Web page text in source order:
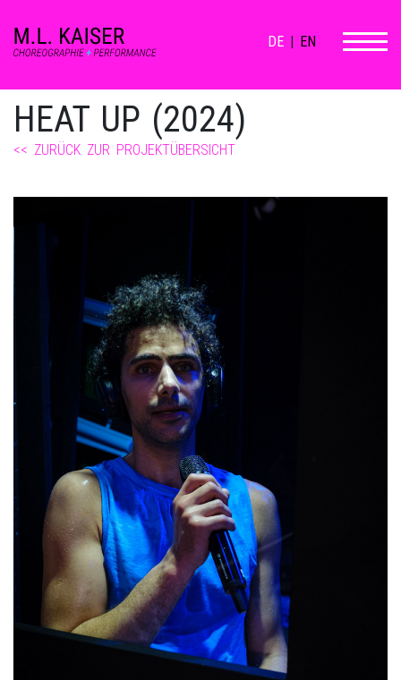
DE | EN
HEAT UP (2024)
<< ZURÜCK ZUR PROJEKTÜBERSICHT